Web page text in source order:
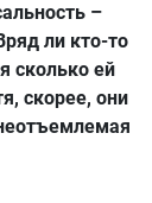
–
ли кто-то
сколько ей
скорее, они